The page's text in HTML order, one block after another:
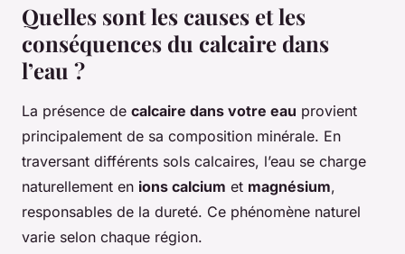
Quelles sont les causes et les
conséquences du calcaire dans
l’eau ?
La présence de calcaire dans votre eau provient
principalement de sa composition minérale. En
traversant différents sols calcaires, l’eau se charge
naturellement en ions calcium et magnésium,
responsables de la dureté. Ce phénomène naturel
varie selon chaque région.